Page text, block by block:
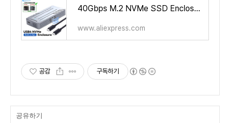
40Gbps M.2 NVMe SSD Enclosure Case M.2 to USB 4.0 Adapter for M.2 NVME With Cooling Fan External SSD Case Compatible USB 3.2/3.1
www.aliexpress.com
공감 구독하기
공유하기